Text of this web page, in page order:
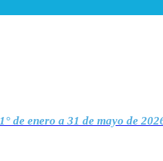
1° de enero a 31 de mayo de